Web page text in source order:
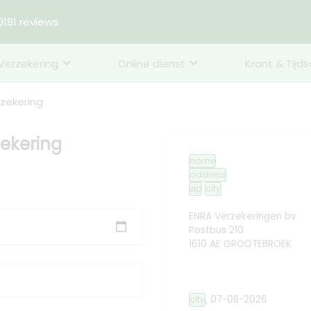
reviews
Online dienst Krant &
name
address
zip city
ENRA Verzekeringen bv
Postbus 210
1610 AE GROOTEBROEK
city, 07-08-2026